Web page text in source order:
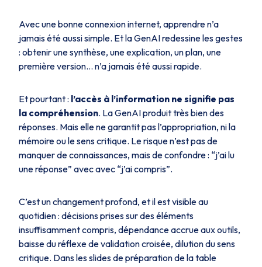
Avec une bonne connexion internet, apprendre n’a
jamais été aussi simple. Et la GenAI redessine les gestes
: obtenir une synthèse, une explication, un plan, une
première version… n’a jamais été aussi rapide.
Et pourtant : l’accès à l’information ne signifie pas
la compréhension. La GenAI produit très bien des
réponses. Mais elle ne garantit pas l’appropriation, ni la
mémoire ou le sens critique. Le risque n’est pas de
manquer de connaissances, mais de confondre : “j’ai lu
une réponse” avec avec “j’ai compris”.
C’est un changement profond, et il est visible au
quotidien : décisions prises sur des éléments
insuffisamment compris, dépendance accrue aux outils,
baisse du réflexe de validation croisée, dilution du sens
critique. Dans les slides de préparation de la table